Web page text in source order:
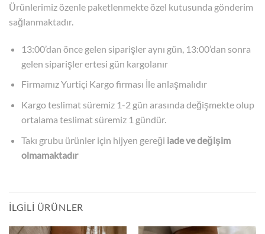
Ürünlerimizözenle paketlenmekte özel kutusunda gönderim
sağlanmaktadır.
13:00’dan önce gelen siparişler aynı gün, 13:00’dan sonra
gelen siparişler ertesi gün kargolanır
Firmamız Yurtiçi Kargo firması İle anlaşmalıdır
Kargo teslimat süremiz 1-2 gün arasında değişmekte olup
ortalama teslimat süremiz 1 gündür.
Takı grubu ürünler için hijyen gereği iade ve değişim
olmamaktadır
İLGILI ÜRÜNLER